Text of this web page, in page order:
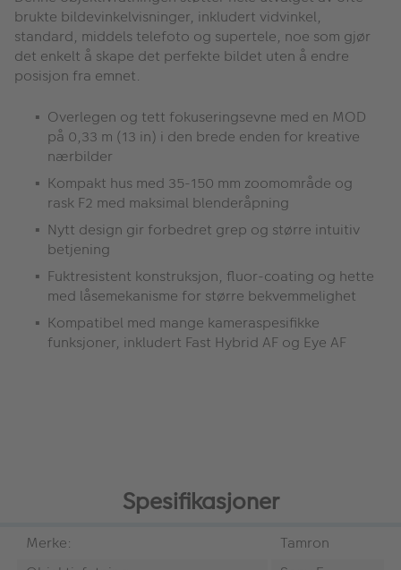
brukte bildevinkelvisninger, inkludert vidvinkel,
standard, middels telefoto og supertele, noe som gjør
det enkelt å skape det perfekte bildet uten å endre
posisjon fra emnet.
Overlegen og tett fokuseringsevne med en MOD
på 0,33 m (13 in) i den brede enden for kreative
nærbilder
Kompakt hus med 35-150 mm zoomområde og
rask F2 med maksimal blenderåpning
Nytt design gir forbedret grep og større intuitiv
betjening
Fuktresistent konstruksjon, fluor-coating og hette
med låsemekanisme for større bekvemmelighet
Kompatibel med mange kameraspesifikke
funksjoner, inkludert Fast Hybrid AF og Eye AF
Spesifikasjoner
Merke:
Tamron